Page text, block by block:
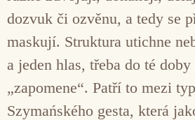
dozvuk či ozvěnu, a tedy se
maskují. Struktura utichne
a jeden hlas, třeba do té
„zapomene“. Patří to mezi
Szymańského gesta, která